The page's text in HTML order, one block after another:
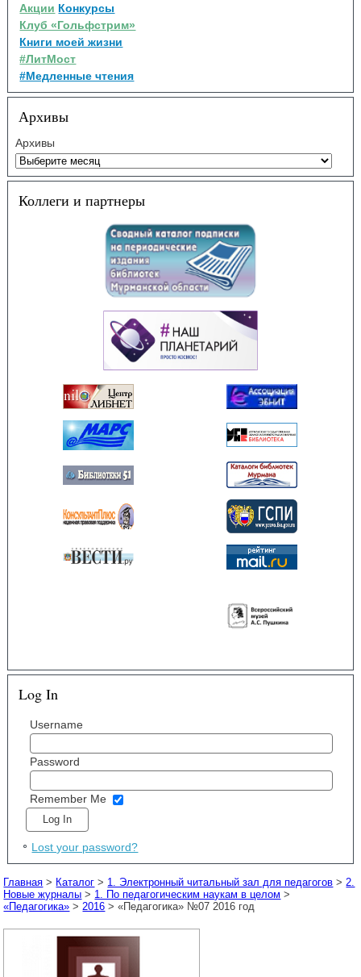
Акции Конкурсы
Клуб «Гольфстрим»
Книги моей жизни
#ЛитМост
#Медленные чтения
Архивы
Архивы
Коллеги и партнеры
Log In
Username
Password
Remember Me
Lost your password?
Главная > Каталог > 1. Электронный читальный зал для педагогов > 2.
Новые журналы > 1. По педагогическим наукам в целом >
«Педагогика» > 2016 > «Педагогика» №07 2016 год